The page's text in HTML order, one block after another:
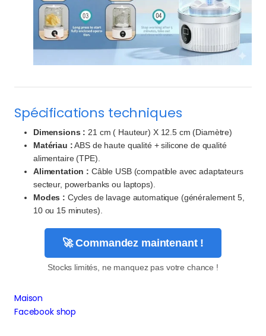
Spécifications techniques
Dimensions : 21 cm ( Hauteur) X 12.5 cm (Diamètre)
Matériau :ABS de haute qualité + silicone de qualité
alimentaire (TPE).
Alimentation : Câble USB (compatible avec adaptateurs
secteur, powerbanks ou laptops).
Modes : Cycles de lavage automatique (généralement 5,
10 ou 15 minutes).
🚀 Commandez maintenant !
Stocks limités, ne manquez pas votre chance !
Maison
Facebook shop